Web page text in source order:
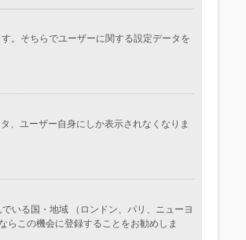
。そちらでユーザーに関する設定データを
、ユーザー自身にしか表示されなくなりま
いる国・地域 （ロンドン、パリ、ニューヨ
らこの機会に登録することをお勧めしま